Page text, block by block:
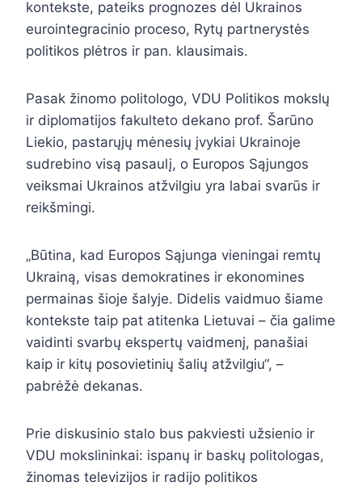
kontekste, pateiks prognozes dėl Ukrainos
eurointegracinio proceso, Rytų partnerystės
politikos plėtros ir pan. klausimais.
Pasak žinomo politologo, VDU Politikos mokslų
ir diplomatijos fakulteto dekano prof. Šarūno
Liekio, pastarųjų mėnesių įvykiai Ukrainoje
sudrebino visą pasaulį, o Europos Sąjungos
veiksmai Ukrainos atžvilgiu yra labai svarūs ir
reikšmingi.
„Būtina, kad Europos Sąjunga vieningai remtų
Ukrainą, visas demokratines ir ekonomines
permainas šioje šalyje. Didelis vaidmuo šiame
kontekste taip pat atitenka Lietuvai – čia galime
vaidinti svarbų ekspertų vaidmenį, panašiai
kaip ir kitų posovietinių šalių atžvilgiu“, –
pabrėžė dekanas.
Prie diskusinio stalo bus pakviesti užsienio ir
VDU mokslininkai: ispanų ir baskų politologas,
žinomas televizijos ir radijo politikos